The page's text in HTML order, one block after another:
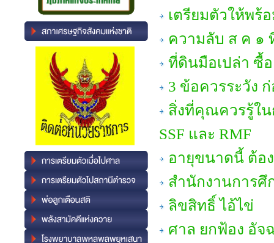
เตรียมตัวให้พร้
ความลับ ส ค ๑
ที่ดินมือเปล่า ซื้อ
3 ข้อควรระวัง
สิ่งที่คุณควรรู้ใน
SSF และ RMF
อายุขนาดนี้ ต้อง
สำนักงานการศึ
ลิขสิทธิ์ ไอ้ไข่
ศาล ยกฟ้อง อัจ